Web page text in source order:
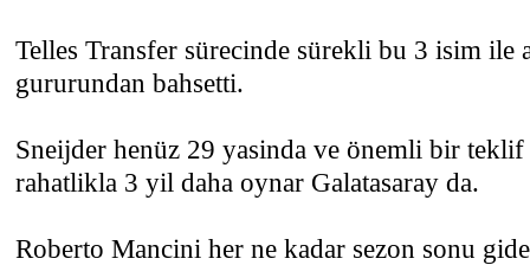
Telles Transfer sürecinde sürekli bu 3 isim ile
gururundan bahsetti.
Sneijder henüz 29 yasinda ve önemli bir
rahatlikla 3 yil daha oynar Galatasaray da.
Roberto Mancini her ne kadar sezon sonu